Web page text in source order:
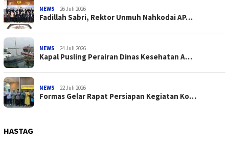
NEWS 26 Juli 2026
Fadillah Sabri, Rektor Unmuh Nahkodai AP…
NEWS 24 Juli 2026
Kapal Pusling Perairan Dinas Kesehatan A…
NEWS 22 Juli 2026
Formas Gelar Rapat Persiapan Kegiatan Ko…
HASTAG